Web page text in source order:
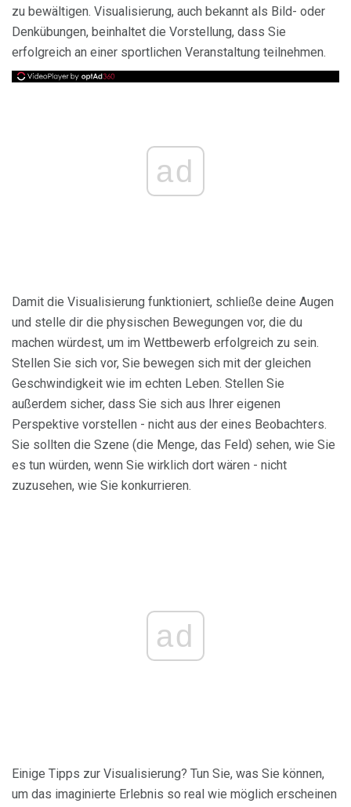
zu bewältigen. Visualisierung, auch bekannt als Bild- oder
Denkübungen, beinhaltet die Vorstellung, dass Sie
erfolgreich an einer sportlichen Veranstaltung teilnehmen.
ad
Damit die Visualisierung funktioniert, schließe deine Augen
und stelle dir die physischen Bewegungen vor, die du
machen würdest, um im Wettbewerb erfolgreich zu sein.
Stellen Sie sich vor, Sie bewegen sich mit der gleichen
Geschwindigkeit wie im echten Leben. Stellen Sie
außerdem sicher, dass Sie sich aus Ihrer eigenen
Perspektive vorstellen - nicht aus der eines Beobachters.
Sie sollten die Szene (die Menge, das Feld) sehen, wie Sie
es tun würden, wenn Sie wirklich dort wären - nicht
zuzusehen, wie Sie konkurrieren.
ad
Einige Tipps zur Visualisierung? Tun Sie, was Sie können,
um das imaginierte Erlebnis so real wie möglich erscheinen